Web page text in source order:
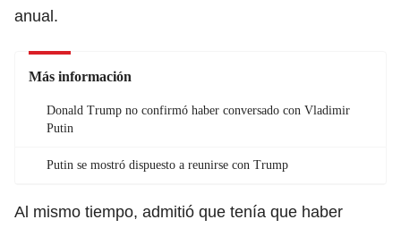
anual.
Más información
Donald Trump no confirmó haber conversado con Vladimir
Putin
Putin se mostró dispuesto a reunirse con Trump
Al mismo tiempo, admitió que tenía que haber